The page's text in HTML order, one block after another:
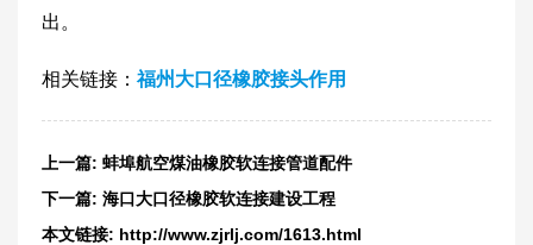
出。
相关链接：福州大口径橡胶接头作用
上一篇: 蚌埠航空煤油橡胶软连接管道配件
下一篇: 海口大口径橡胶软连接建设工程
本文链接: http://www.zjrlj.com/1613.html